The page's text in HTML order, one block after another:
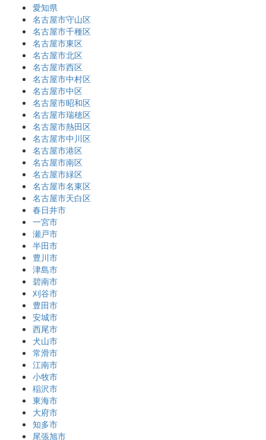
愛知県
名古屋市守山区
名古屋市千種区
名古屋市東区
名古屋市北区
名古屋市西区
名古屋市中村区
名古屋市中区
名古屋市昭和区
名古屋市瑞穂区
名古屋市熱田区
名古屋市中川区
名古屋市港区
名古屋市南区
名古屋市緑区
名古屋市名東区
名古屋市天白区
春日井市
一宮市
瀬戸市
半田市
豊川市
津島市
碧南市
刈谷市
豊田市
安城市
西尾市
犬山市
常滑市
江南市
小牧市
稲沢市
東海市
大府市
知多市
尾張旭市